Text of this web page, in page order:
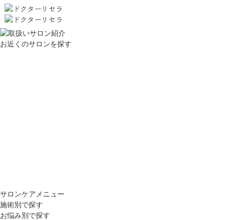
お近くのサロンを探す
サロンケアメニュー
施術別で探す
お悩み別で探す